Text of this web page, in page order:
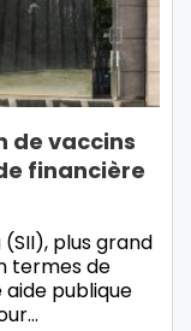
de vaccins
financière
plus grand
termes de
publique